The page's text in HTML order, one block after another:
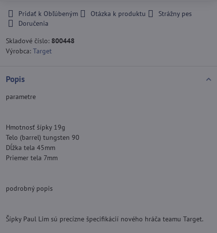
Pridať k Obľúbeným Otázka k produktu
Strážny pes
Doručenia
Skladové číslo: 800448
Výrobca: Target
Popis
parametre
Hmotnosť šípky 19g
Telo (barrel) tungsten 90
Dĺžka tela 45mm
Priemer tela 7mm
podrobný popis
Šípky Paul Lim sú precízne špecifikácií nového hráča teamu Target.